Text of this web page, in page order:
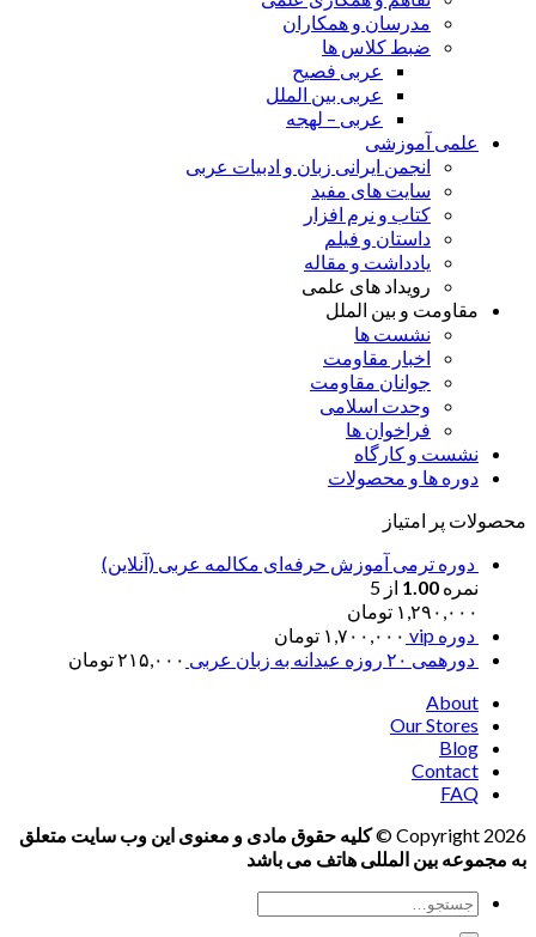
مدرسان و همکاران
ضبط کلاس ها
عربی فصیح
عربی بین الملل
عربی – لهجه
علمی آموزشی
انجمن ایرانی زبان و ادبیات عربی
سایت های مفید
کتاب و نرم افزار
داستان و فیلم
یادداشت و مقاله
رویداد های علمی
مقاومت و بین الملل
نشست ها
اخبار مقاومت
جوانان مقاومت
وحدت اسلامی
فراخوان ها
نشست و کارگاه
دوره ها و محصولات
محصولات پر امتیاز
دوره ترمی آموزش حرفه‌ای مکالمه عربی (آنلاین)
نمره 1.00 از 5
۱,۲۹۰,۰۰۰ تومان
دوره vip
۱,۷۰۰,۰۰۰ تومان
دورهمی ۲۰ روزه عیدانه به زبان عربی
۲۱۵,۰۰۰تومان
About
Our Stores
Blog
Contact
FAQ
Copyright 2026 ©
کلیه حقوق مادی و معنوی این وب سایت متعلق
به مجموعه بین المللی هاتف می باشد
جستجو
برای: